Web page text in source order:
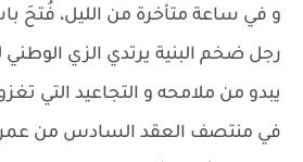
و في ساعة متأخرة من الليل، فُتحَ
رجل ضخم البنية يرتدي الزي الوطني
يبدو من ملامحه و التجاعيد التي
في منتصف العقد السادس من